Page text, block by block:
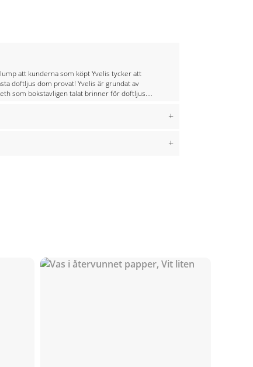
att kunderna som köpt Yvelis tycker att
doftljus dom provat! Yvelis är grundat av
som bokstavligen talat brinner för doftljus.
är lika viktigt som dofterna och känslan av
ger. Yvelis är stolta över att arbeta
+
+